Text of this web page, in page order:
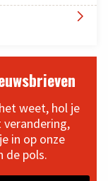

weet, hol je
verandering,
in op onze
de pols.